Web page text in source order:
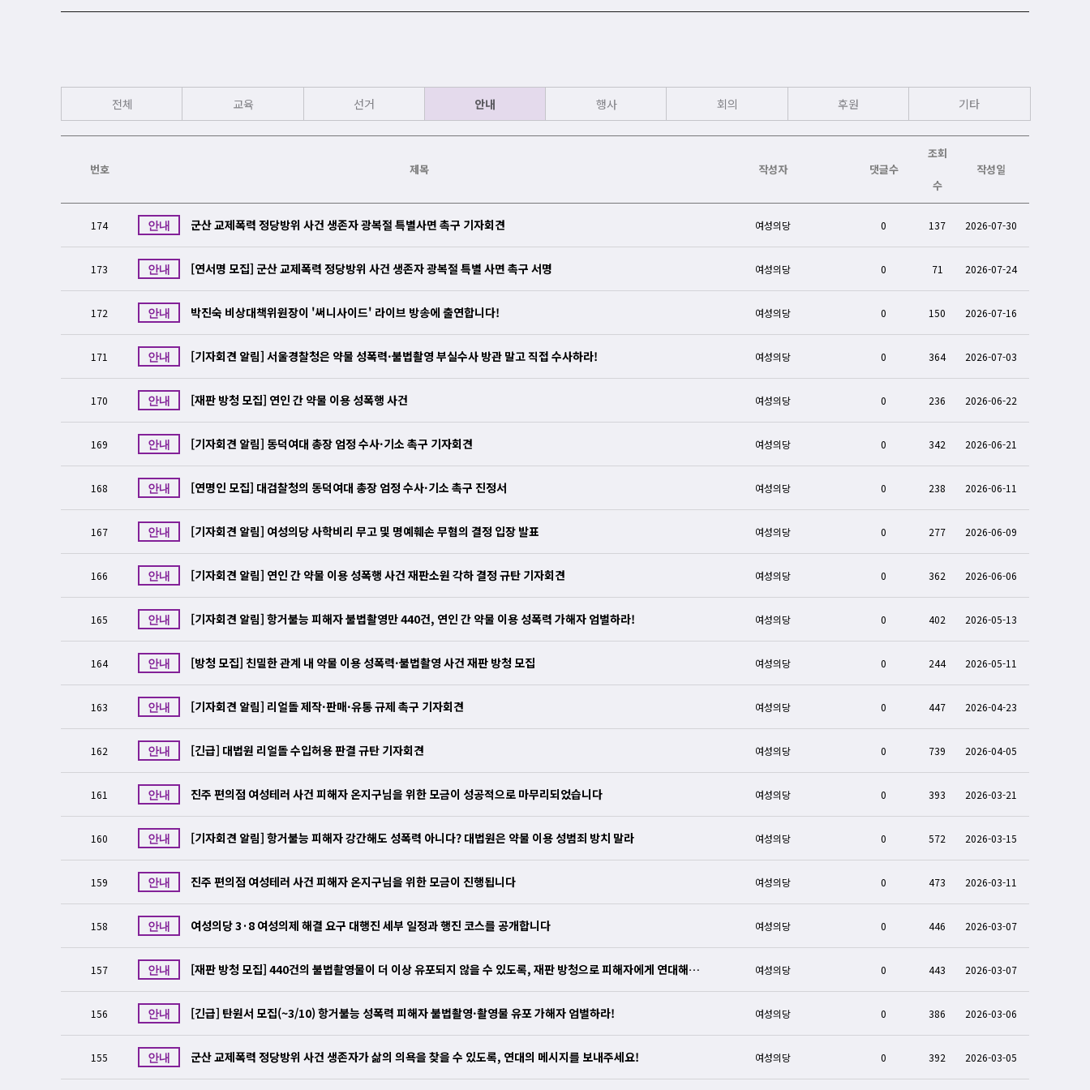
전체 교육 선거 안내 행사 회의 후원 기타
번호 제목 작성자 댓글수
조회
수
작성일
174 안내 군산 교제폭력 정당방위 사건 생존자 광복절 특별사면 촉구 기자회견 여성의당 0 137 2026-07-30
173 안내 [연서명 모집] 군산 교제폭력 정당방위 사건 생존자 광복절 특별 사면 촉구 서명 여성의당 0 71 2026-07-24
172 안내 박진숙 비상대책위원장이 '써니사이드' 라이브 방송에 출연합니다! 여성의당 0 150 2026-07-16
171 안내 [기자회견 알림] 서울경찰청은 약물 성폭력·불법촬영 부실수사 방관 말고 직접 수사하라! 여성의당 0 364 2026-07-03
170 안내 [재판 방청 모집] 연인 간 약물 이용 성폭행 사건 여성의당 0 236 2026-06-22
169 안내 [기자회견 알림] 동덕여대 총장 엄정 수사·기소 촉구 기자회견 여성의당 0 342 2026-06-21
168 안내 [연명인 모집] 대검찰청의 동덕여대 총장 엄정 수사·기소 촉구 진정서 여성의당 0 238 2026-06-11
167 안내 [기자회견 알림] 여성의당 사학비리 무고 및 명예훼손 무혐의 결정 입장 발표 여성의당 0 277 2026-06-09
166 안내 [기자회견 알림] 연인 간 약물 이용 성폭행 사건 재판소원 각하 결정 규탄 기자회견 여성의당 0 362 2026-06-06
165 안내 [기자회견 알림] 항거불능 피해자 불법촬영만 440건, 연인 간 약물 이용 성폭력 가해자 엄벌하라! 여성의당 0 402 2026-05-13
164 안내 [방청 모집] 친밀한 관계 내 약물 이용 성폭력·불법촬영 사건 재판 방청 모집 여성의당 0 244 2026-05-11
163 안내 [기자회견 알림] 리얼돌 제작·판매·유통 규제 촉구 기자회견 여성의당 0 447 2026-04-23
162 안내 [긴급] 대법원 리얼돌 수입허용 판결 규탄 기자회견 여성의당 0 739 2026-04-05
161 안내 진주 편의점 여성테러 사건 피해자 온지구님을 위한 모금이 성공적으로 마무리되었습니다 여성의당 0 393 2026-03-21
160 안내 [기자회견 알림] 항거불능 피해자 강간해도 성폭력 아니다? 대법원은 약물 이용 성범죄 방치 말라 여성의당 0 572 2026-03-15
159 안내 진주 편의점 여성테러 사건 피해자 온지구님을 위한 모금이 진행됩니다 여성의당 0 473 2026-03-11
158 안내 여성의당 3·8 여성의제 해결 요구 대행진 세부 일정과 행진 코스를 공개합니다 여성의당 0 446 2026-03-07
157 안내
세요.
여성의당 0 443 2026-03-07
156 안내 [긴급] 탄원서 모집(~3/10) 항거불능 성폭력 피해자 불법촬영·촬영물 유포 가해자 엄벌하라! 여성의당 0 386 2026-03-06
155 안내 군산 교제폭력 정당방위 사건 생존자가 삶의 의욕을 찾을 수 있도록, 연대의 메시지를 보내주세요! 여성의당 0 392 2026-03-05